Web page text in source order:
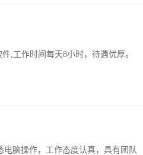
,工作时间每天8小时，待遇优厚。
脑操作，工作态度认真，具有团队